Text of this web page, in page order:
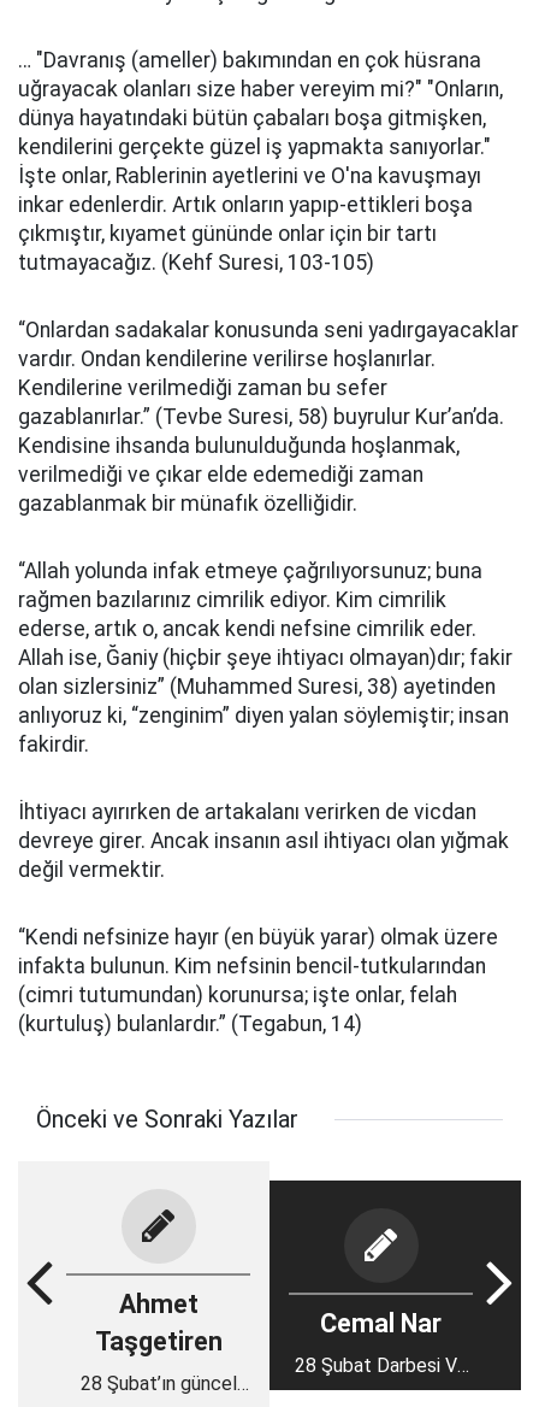
… "Davranış (ameller) bakımından en çok hüsrana
uğrayacak olanları size haber vereyim mi?" "Onların,
dünya hayatındaki bütün çabaları boşa gitmişken,
kendilerini gerçekte güzel iş yapmakta sanıyorlar."
İşte onlar, Rablerinin ayetlerini ve O'na kavuşmayı
inkar edenlerdir. Artık onların yapıp-ettikleri boşa
çıkmıştır, kıyamet gününde onlar için bir tartı
tutmayacağız. (Kehf Suresi, 103-105)
“Onlardan sadakalar konusunda seni yadırgayacaklar
vardır. Ondan kendilerine verilirse hoşlanırlar.
Kendilerine verilmediği zaman bu sefer
gazablanırlar.” (Tevbe Suresi, 58) buyrulur Kur’an’da.
Kendisine ihsanda bulunulduğunda hoşlanmak,
verilmediği ve çıkar elde edemediği zaman
gazablanmak bir münafık özelliğidir.
“Allah yolunda infak etmeye çağrılıyorsunuz; buna
rağmen bazılarınız cimrilik ediyor. Kim cimrilik
ederse, artık o, ancak kendi nefsine cimrilik eder.
Allah ise, Ğaniy (hiçbir şeye ihtiyacı olmayan)dır; fakir
olan sizlersiniz” (Muhammed Suresi, 38) ayetinden
anlıyoruz ki, “zenginim” diyen yalan söylemiştir; insan
fakirdir.
İhtiyacı ayırırken de artakalanı verirken de vicdan
devreye girer. Ancak insanın asıl ihtiyacı olan yığmak
değil vermektir.
“Kendi nefsinize hayır (en büyük yarar) olmak üzere
infakta bulunun. Kim nefsinin bencil-tutkularından
(cimri tutumundan) korunursa; işte onlar, felah
(kurtuluş) bulanlardır.” (Tegabun, 14)
Önceki ve Sonraki Yazılar
Ahmet
Taşgetiren
28 Şubat’ın güncel
Cemal Nar
28 Şubat Darbesi Ve
İmam Hatipler 1